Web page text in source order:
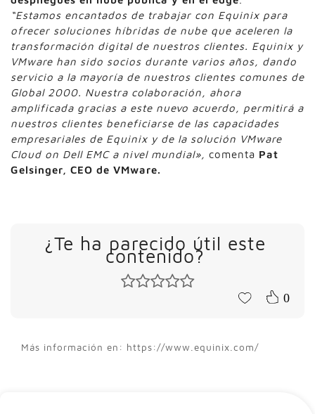
“Estamos encantados de trabajar con Equinix para
ofrecer soluciones híbridas de nube que aceleren la
transformación digital de nuestros clientes. Equinix y
VMware han sido socios durante varios años, dando
servicio a la mayoría de nuestros clientes comunes de
Global 2000. Nuestra colaboración, ahora
amplificada gracias a este nuevo acuerdo, permitirá a
nuestros clientes beneficiarse de las capacidades
empresariales de Equinix y de la solución VMware
Cloud on Dell EMC a nivel mundial», comenta Pat
Gelsinger, CEO de VMware.
¿Te ha parecido útil este
contenido?
0
Más información en: https://www.equinix.com/